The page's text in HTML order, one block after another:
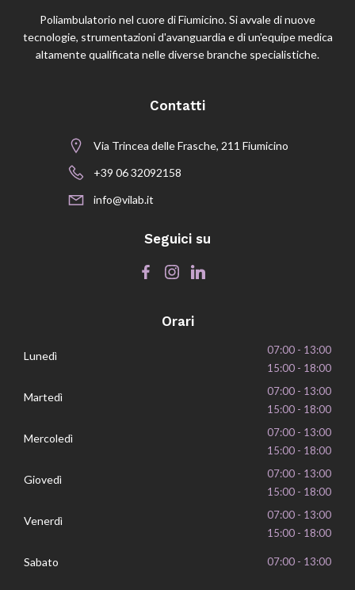
Poliambulatorio nel cuore di Fiumicino. Si avvale di nuove
tecnologie, strumentazioni d'avanguardia e di un'equipe medica
altamente qualificata nelle diverse branche specialistiche.
Contatti
Via Trincea delle Frasche, 211 Fiumicino
+39 06 32092158
info@vilab.it
Seguici su
Orari
Lunedì
07:00 - 13:00
15:00 - 18:00
Martedì
07:00 - 13:00
15:00 - 18:00
Mercoledì
07:00 - 13:00
15:00 - 18:00
Giovedì
07:00 - 13:00
15:00 - 18:00
Venerdì
07:00 - 13:00
15:00 - 18:00
Sabato 07:00 - 13:00